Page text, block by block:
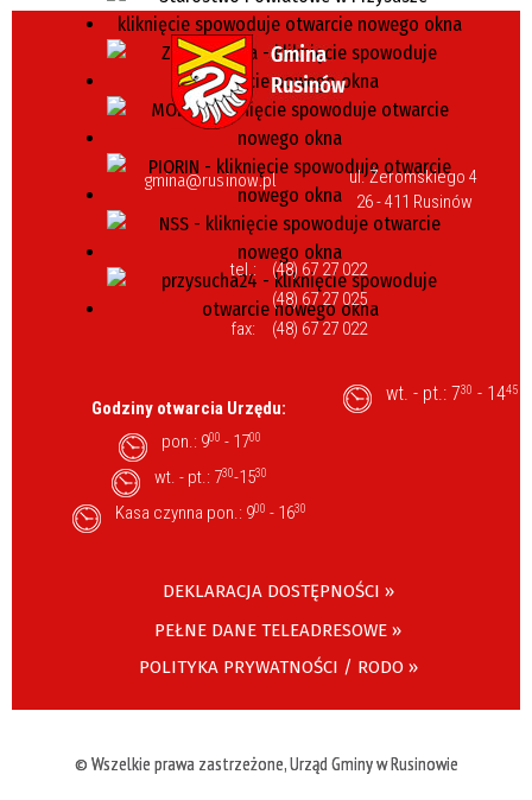
gmina@rusinow.pl
ul. Żeromskiego 4
26 - 411 Rusinów
tel.:
(48) 67 27 022
(48) 67 27 025
fax:
(48) 67 27 022
Godziny otwarcia Urzędu:
pon.: 900 - 1700
wt. - pt.: 730-1530
Kasa czynna pon.: 900 - 1630
wt. - pt.: 730 - 1445
DEKLARACJA DOSTĘPNOŚCI »
PEŁNE DANE TELEADRESOWE »
POLITYKA PRYWATNOŚCI / RODO »
© Wszelkie prawa zastrzeżone, Urząd Gminy w Rusinowie